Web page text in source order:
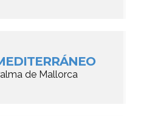
de Mallorca